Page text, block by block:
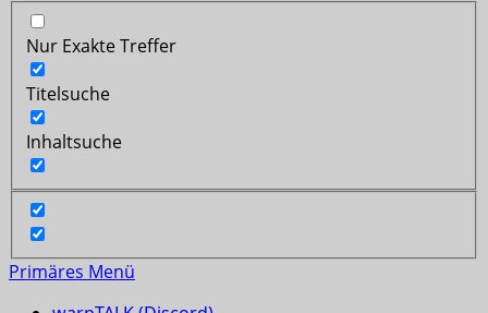
Nur Exakte Treffer
Titelsuche
Inhaltsuche
Primäres Menü